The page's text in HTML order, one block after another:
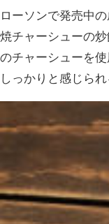
ローソンで発売中
焼チャーシューの
のチャーシューを
しっかりと感じられ